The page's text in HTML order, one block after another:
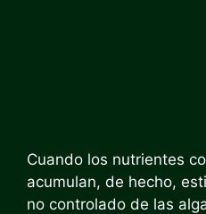
Cuando los nutrientes
acumulan, de hecho,
no controlado de las